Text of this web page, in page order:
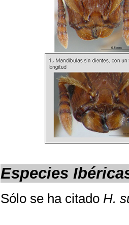
Especies
Sólo se ha citado H.